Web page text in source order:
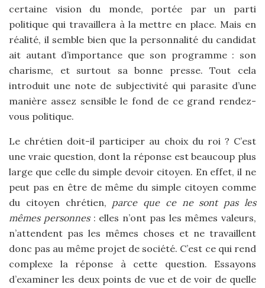
certaine vision du monde, portée par un parti
politique qui travaillera à la mettre en place. Mais en
réalité, il semble bien que la personnalité du candidat
ait autant d’importance que son programme : son
charisme, et surtout sa bonne presse. Tout cela
introduit une note de subjectivité qui parasite d’une
manière assez sensible le fond de ce grand rendez-
vous politique.
Le chrétien doit-il participer au choix du roi ? C’est
une vraie question, dont la réponse est beaucoup plus
large que celle du simple devoir citoyen. En effet, il ne
peut pas en être de même du simple citoyen comme
du citoyen chrétien, parce que ce ne sont pas les
mêmes personnes: elles n’ont pas les mêmes valeurs,
n’attendent pas les mêmes choses et ne travaillent
donc pas au même projet de société. C’est ce qui rend
complexe la réponse à cette question. Essayons
d’examiner les deux points de vue et de voir de quelle